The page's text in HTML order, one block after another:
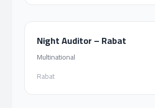
Night Auditor – Rabat
Multinational
Rabat